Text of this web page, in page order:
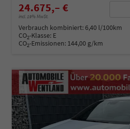
24.675,– €
incl. 19% MwSt.
Verbrauch kombiniert:6,40 l/100km
CO2-Klasse: E
CO2-Emissionen: 144,00 g/km